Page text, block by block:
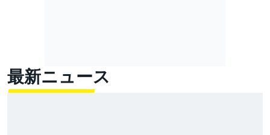
最新ニュース